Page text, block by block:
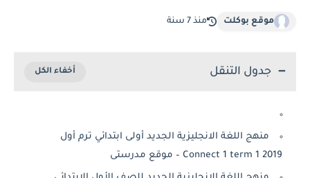
موقع بوكلت منذ 7 سنة
جدول التنقل
منهج اللغة الانجليزية الجديد أولى ابتدائي ترم أول
Connect 1 term 1 2019 – موقع مدرستى